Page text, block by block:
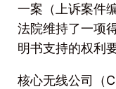
一案（上诉案件
法院维持了一项
明书支持的权利
核心无线公司（